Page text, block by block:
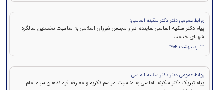
روابط عمومی دفتر دکتر سکینه الماسی:
پیام دکتر سکینه الماسی نماینده ادوار مجلس شورای اسلامی به مناسبت نخستین سالگرد
شهدای خدمت
31 اردیبهشت 1404
روابط عمومی دفتر دکتر سکینه الماسی:
پیام تبریک دکتر سکینه الماسی به مناسبت مراسم تکریم و معارفه فرماندهان سپاه امام